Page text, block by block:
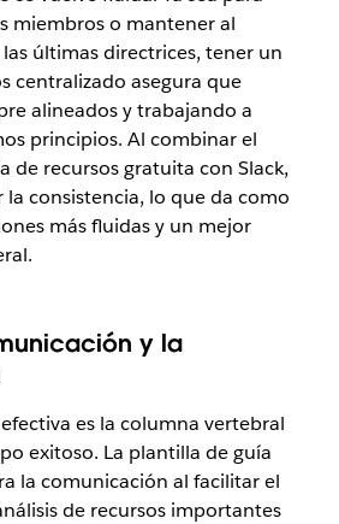
miembros o mantener al
últimas directrices, tener un
centralizado asegura que
alineados y trabajando a
principios. Al combinar el
de recursos gratuita con Slack,
consistencia, lo que da como
más fluidas y un mejor
y la
es la columna vertebral
exitoso. La plantilla de guía
la comunicación al facilitar el
de recursos importantes